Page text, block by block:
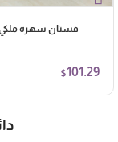
فستان سهرة ملكي
$101.29